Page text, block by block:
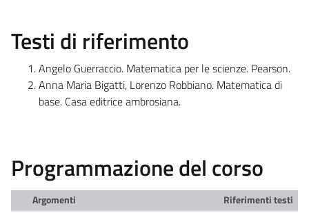
Testi di riferimento
Angelo Guerraccio. Matematica per le scienze. Pearson.
Anna Maria Bigatti, Lorenzo Robbiano. Matematica di
base. Casa editrice ambrosiana.
Programmazione del corso
Argomenti Riferimenti testi